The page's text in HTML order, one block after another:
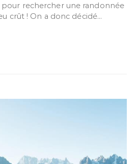
pour rechercher une randonnée
crût ! On a donc décidé…